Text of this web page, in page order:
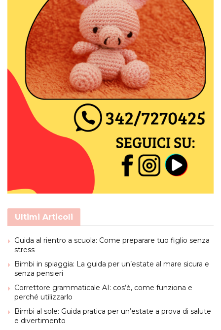
Ultimi Articoli
Guida al rientro a scuola: Come preparare tuo figlio senza
stress
Bimbi in spiaggia: La guida per un’estate al mare sicura e
senza pensieri
Correttore grammaticale AI: cos’è, come funziona e
perché utilizzarlo
Bimbi al sole: Guida pratica per un’estate a prova di salute
e divertimento